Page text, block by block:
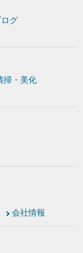
グ
掃・美化
会社情報